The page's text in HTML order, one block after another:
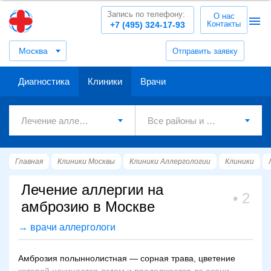
Москва Отправить заявку
+7 (495) 324-17-93
Запись по телефону:
О нас
Контакты
Диагностика Клиники Врачи
Главная Клиники Москвы Клиники Аллергологии Клиники
Лечение аллергии на
амброзию в Москве
2
→ врачи аллергологи
Амброзия полыннолистная — сорная трава, цветение